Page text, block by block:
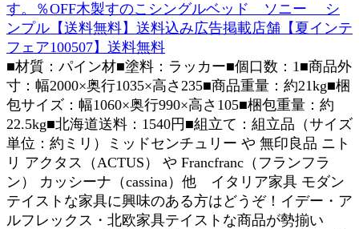
す。％OFF木製すのこシングルベッド ソニー シ
ンプル【送料無料】送料込み広告掲載店舗【夏インテ
フェア100507】送料無料
■材質：パイン材■塗料：ラッカー■個口数：1■商品外
寸：幅2000×奥行1035×高さ235■商品重量：約21kg■梱
包サイズ：幅1060×奥行990×高さ105■梱包重量：約
22.5kg■北海道送料：1540円■組立て：組立品（サイズ
単位：約ミリ）ミッドセンチュリー や 無印良品 ニト
リ アクタス（ACTUS） や Francfranc（フランフラ
ン） カッシーナ（cassina）他 イタリア家具 モダン
テイストな家具に興味のある方はどうぞ！イデー・ア
ルフレックス・北欧家具テイストな商品が勢揃い